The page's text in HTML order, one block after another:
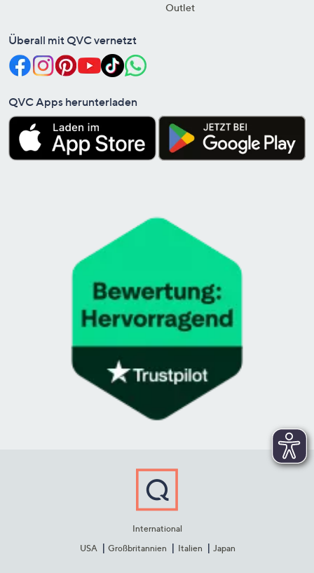
Outlet
Überall mit QVC vernetzt
QVC Apps herunterladen
International
USA
Großbritannien Italien Japan